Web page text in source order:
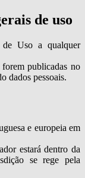
de uso
de Uso a qualquer
publicadas no
dados pessoais.
e europeia em
estará dentro da
se rege pela